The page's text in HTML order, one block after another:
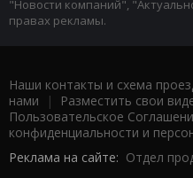
"Новости компаний",
правах рекламы.
Наши контакты и схема
нами | Разместить свои
Пользовательское
конфиденциальности и
Реклама на сайте: Отдел